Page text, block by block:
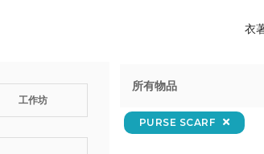
衣
工作坊
所有物品
PURSE SCARF